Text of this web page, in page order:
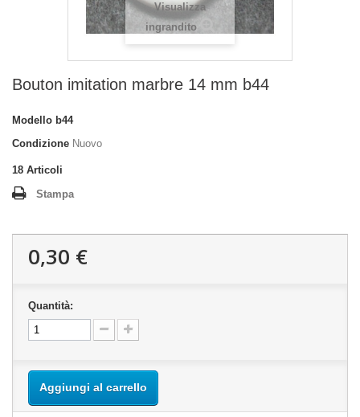
Visualizza
ingrandito
Bouton imitation marbre 14 mm b44
Modello b44
Condizione Nuovo
18 Articoli
Stampa
0,30 €
Quantità:
Aggiungi al carrello